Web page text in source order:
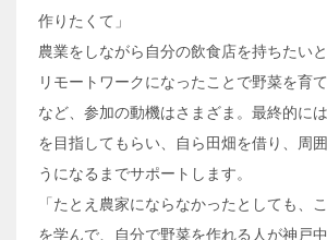
作りたくて」
農業をしながら自分の飲食店を持ちたい
リモートワークになったことで野菜を育
など、参加の動機はさまざま。最終的に
を目指してもらい、自ら田畑を借り、周
うになるまでサポートします。
「たとえ農家にならなかったとしても、
を学んで、自分で野菜を作れる人が神戸